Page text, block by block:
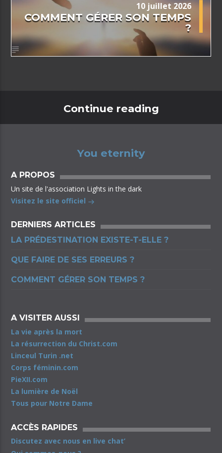
10 juillet 2026
COMMENT GÉRER SON TEMPS
?
Continue reading
You eternity
A PROPOS
Un site de l'association Lights in the dark
Visitez le site officiel
DERNIERS ARTICLES
LA PRÉDESTINATION EXISTE-T-ELLE ?
QUE FAIRE DE SES ERREURS ?
COMMENT GÉRER SON TEMPS ?
A VISITER AUSSI
La vie après la mort
La résurrection du Christ.com
Linceul Turin .net
Corps féminin.com
PieXII.com
La lumière de Noël
Tous pour Notre Dame
ACCÈS RAPIDES
Discutez avec nous en live chat’